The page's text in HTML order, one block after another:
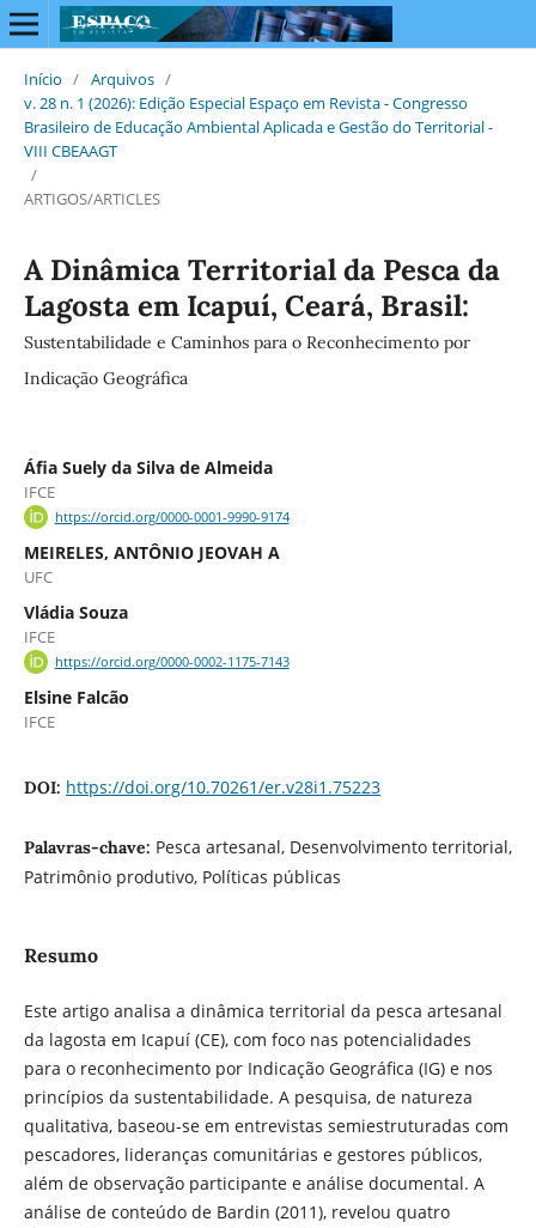
Início / Arquivos /
v. 28 n. 1 (2026): Edição Especial Espaço em Revista - Congresso
Brasileiro de Educação Ambiental Aplicada e Gestão do Territorial -
VIII CBEAAGT
/
ARTIGOS/ARTICLES
A Dinâmica Territorial da Pesca da
Lagosta em Icapuí, Ceará, Brasil:
Sustentabilidade e Caminhos para o Reconhecimento por
Indicação Geográfica
Áfia Suely da Silva de Almeida
IFCE
https://orcid.org/0000-0001-9990-9174
MEIRELES, ANTÔNIO JEOVAH A
UFC
Vládia Souza
IFCE
https://orcid.org/0000-0002-1175-7143
Elsine Falcão
IFCE
DOI: https://doi.org/10.70261/er.v28i1.75223
Palavras-chave: Pesca artesanal, Desenvolvimento territorial,
Patrimônio produtivo, Políticas públicas
Resumo
Este artigo analisa a dinâmica territorial da pesca artesanal
da lagosta em Icapuí (CE), com foco nas potencialidades
para o reconhecimento por Indicação Geográfica (IG) e nos
princípios da sustentabilidade. A pesquisa, de natureza
qualitativa, baseou-se em entrevistas semiestruturadas com
pescadores, lideranças comunitárias e gestores públicos,
além de observação participante e análise documental. A
análise de conteúdo de Bardin (2011), revelou quatro